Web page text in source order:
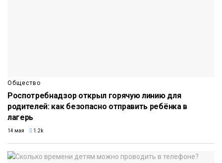
Общество
Роспотребнадзор открыл горячую линию для
родителей: как безопасно отправить ребёнка в
лагерь
14 мая 1.2k